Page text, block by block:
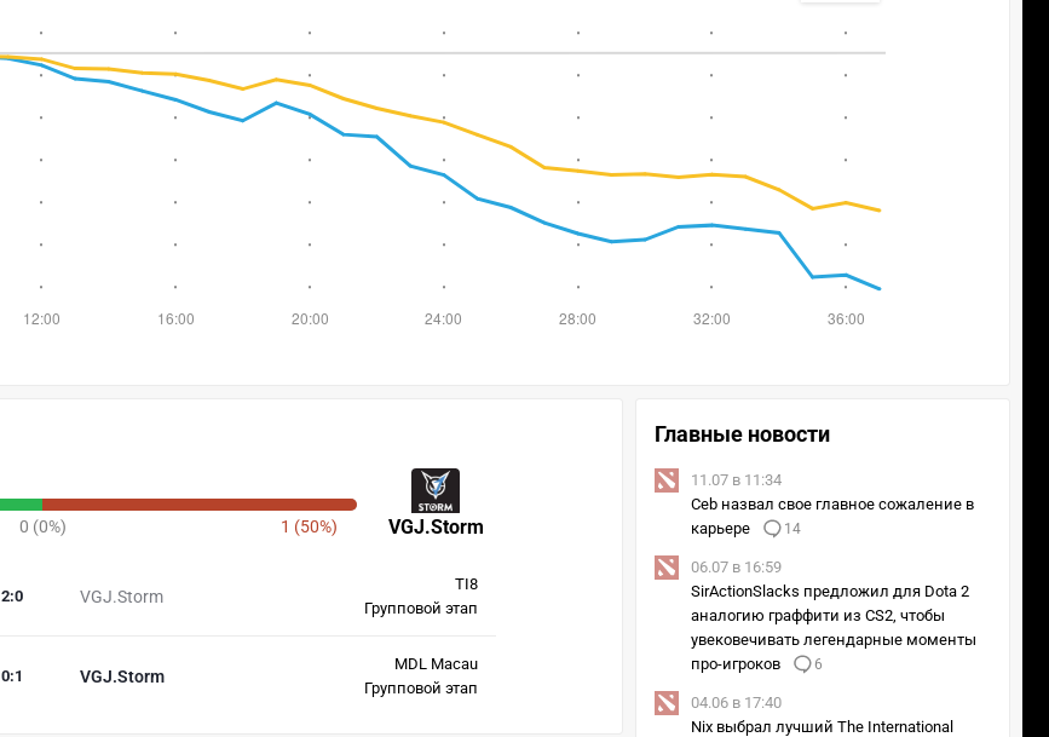
VGJ.Storm
0 (0%) 1 (50%)
VGJ.Storm
2:0
TI8
Групповой этап
VGJ.Storm
0:1
MDL Macau
Групповой этап
Главные новости
11.07 в 11:34
Ceb назвал свое главное сожаление в
карьере
14
06.07 в 16:59
SirActionSlacks предложил для Dota 2
аналогию граффити из CS2, чтобы
увековечивать легендарные моменты
про-игроков
6
04.06 в 17:40
Nix выбрал лучший The International